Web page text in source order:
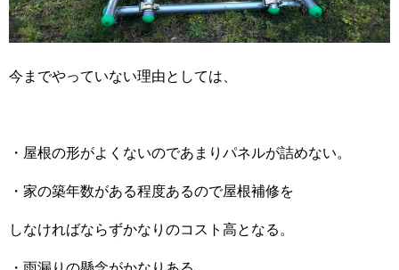
今までやっていない理由としては、
・屋根の形がよくないのであまりパネルが詰めない。
・家の築年数がある程度あるので屋根補修を
しなければならずかなりのコスト高となる。